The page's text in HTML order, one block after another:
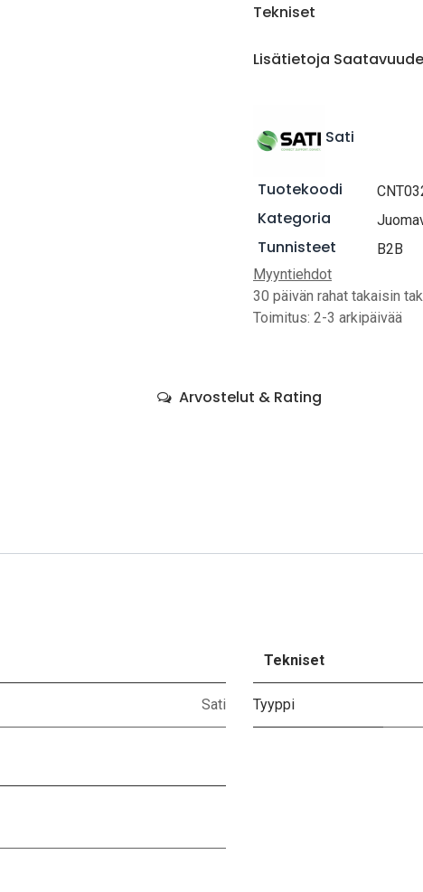
Tekniset
Lisätietoja
Sati
Tuotekoodi
Kategoria
Tunnisteet
B2B
Myyntiehdot
30 päivän rahat takaisin
Toimitus: 2-3 arkipäivää
Arvostelut & Rating
Sati
Tekniset
Tyyppi